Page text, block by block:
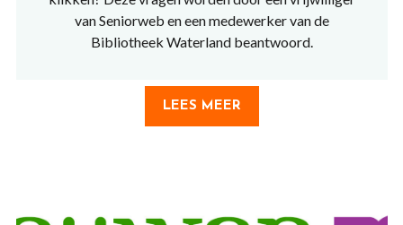
van Seniorweb en een medewerker van de
Bibliotheek Waterland beantwoord.
LEES MEER